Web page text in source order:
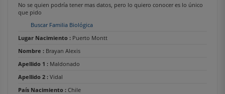
No se quien podría tener mas datos, pero lo quiero conocer es lo único
que pido
Buscar Familia Biológica
Lugar Nacimiento : Puerto Montt
Nombre : Brayan Alexis
Apellido 1 : Maldonado
Apellido 2 : Vidal
País Nacimiento : Chile